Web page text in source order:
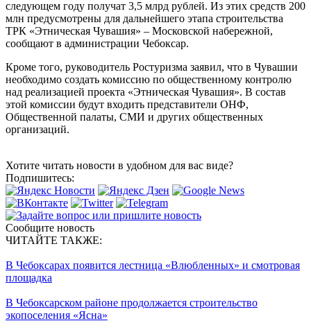
следующем году получат 3,5 млрд рублей. Из этих средств 200
млн предусмотрены для дальнейшего этапа строительства
ТРК «Этническая Чувашия» – Московской набережной,
сообщают в администрации Чебоксар.
Кроме того, руководитель Ростуризма заявил, что в Чувашии
необходимо создать комиссию по общественному контролю
над реализацией проекта «Этническая Чувашия». В состав
этой комиссии будут входить представители ОНФ,
Общественной палаты, СМИ и других общественных
организаций.
Хотите читать новости в удобном для вас виде?
Подпишитесь:
Сообщите новость
ЧИТАЙТЕ ТАКЖЕ:
В Чебоксарах появится лестница «Влюбленных» и смотровая
площадка
В Чебоксарском районе продолжается строительство
экопоселения «Ясна»